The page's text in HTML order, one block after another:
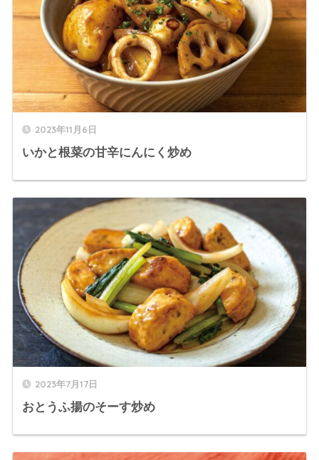
2023年11月6日
いかと根菜の甘辛にんにく炒め
2023年7月17日
おとうふ揚のそーす炒め